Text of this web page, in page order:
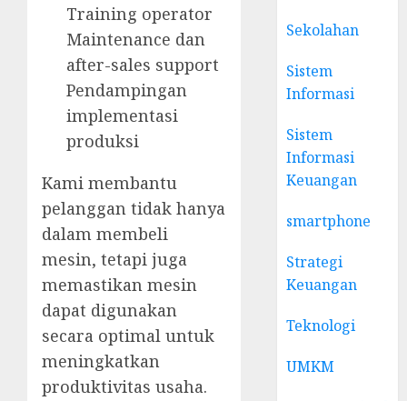
Training operator
Maintenance dan
after-sales support
Pendampingan
implementasi
produksi
Kami membantu
pelanggan tidak hanya
dalam membeli
mesin, tetapi juga
memastikan mesin
dapat digunakan
secara optimal untuk
meningkatkan
produktivitas usaha.
Sekolahan
Sistem
Informasi
Sistem
Informasi
Keuangan
smartphone
Strategi
Keuangan
Teknologi
UMKM